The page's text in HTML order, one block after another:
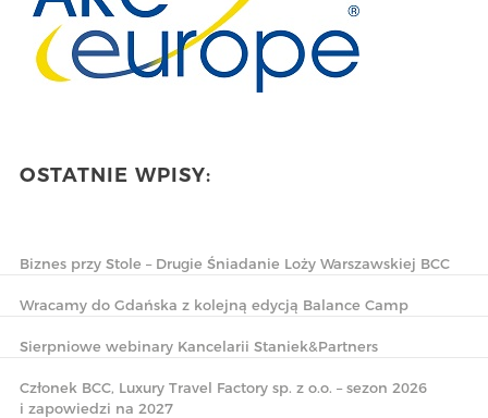
OSTATNIE WPISY:
Biznes przy Stole – Drugie Śniadanie Loży Warszawskiej BCC
Wracamy do Gdańska z kolejną edycją Balance Camp
Sierpniowe webinary Kancelarii Staniek&Partners
Członek BCC, Luxury Travel Factory sp. z o.o. – sezon 2026
i zapowiedzi na 2027